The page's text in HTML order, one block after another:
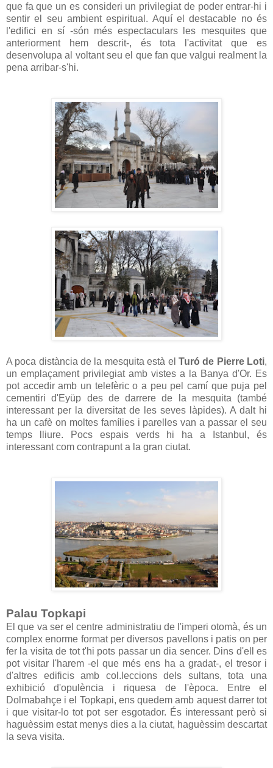
que fa que un es consideri un privilegiat de poder entrar-hi i
sentir el seu ambient espiritual. Aquí el destacable no és
l'edifici en sí -són més espectaculars les mesquites que
anteriorment hem descrit-, és tota l'activitat que es
desenvolupa al voltant seu el que fan que valgui realment la
pena arribar-s'hi.
A poca distància de la mesquita està el Turó de Pierre Loti,
un emplaçament privilegiat amb vistes a la Banya d'Or. Es
pot accedir amb un telefèric o a peu pel camí que puja pel
cementiri d'Eyüp des de darrere de la mesquita (també
interessant per la diversitat de les seves làpides). A dalt hi
ha un cafè on moltes famílies i parelles van a passar el seu
temps lliure. Pocs espais verds hi ha a Istanbul, és
interessant com contrapunt a la gran ciutat.
Palau Topkapi
El que va ser el centre administratiu de l'imperi otomà, és un
complex enorme format per diversos pavellons i patis on per
fer la visita de tot t'hi pots passar un dia sencer. Dins d'ell es
pot visitar l'harem -el que més ens ha a gradat-, el tresor i
d'altres edificis amb col.leccions dels sultans, tota una
exhibició d'opulència i riquesa de l'època. Entre el
Dolmabahçe i el Topkapi, ens quedem amb aquest darrer tot
i que visitar-lo tot pot ser esgotador. És interessant però si
haguèssim estat menys dies a la ciutat, haguèssim descartat
la seva visita.